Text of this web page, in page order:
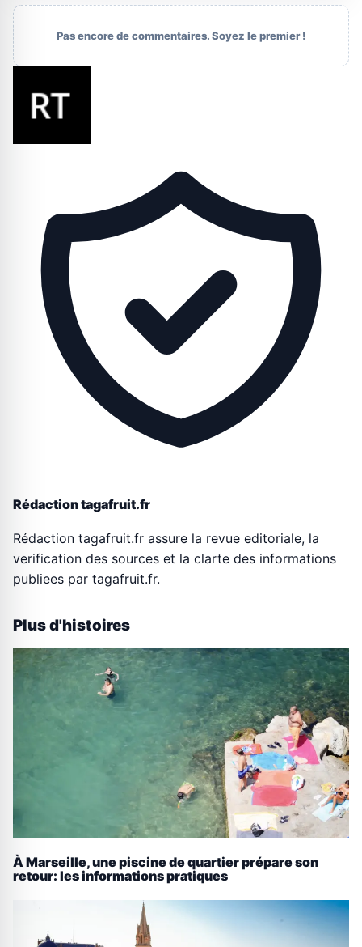
Pas encore de commentaires. Soyez le premier !
Rédaction tagafruit.fr
Rédaction tagafruit.fr assure la revue editoriale, la
verification des sources et la clarte des informations
publiees par tagafruit.fr.
Plus d'histoires
À Marseille, une piscine de quartier prépare son
retour: les informations pratiques